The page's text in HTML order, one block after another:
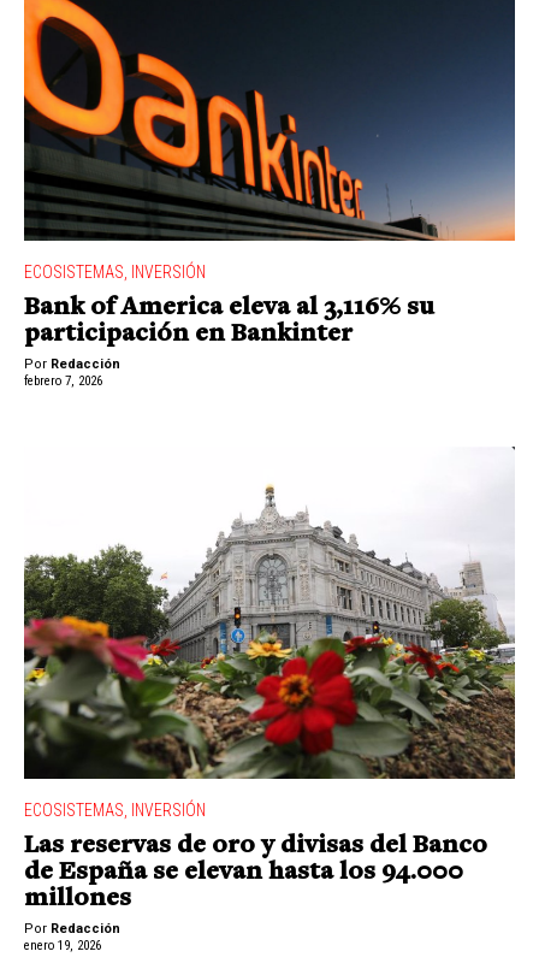
ECOSISTEMAS, INVERSIÓN
Bank of America eleva al 3,116% su
participación en Bankinter
Por Redacción
febrero 7, 2026
ECOSISTEMAS, INVERSIÓN
Las reservas de oro y divisas del Banco
de España se elevan hasta los 94.000
millones
Por Redacción
enero 19, 2026